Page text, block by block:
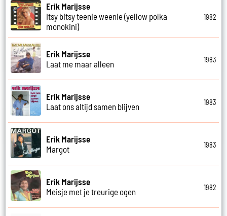
Erik Marijsse
Itsy bitsy teenie weenie (yellow polka
monokini)
1982
Erik Marijsse
Laat me maar alleen
1983
Erik Marijsse
Laat ons altijd samen blijven
1983
Erik Marijsse
Margot
1983
Erik Marijsse
Meisje met je treurige ogen
1982